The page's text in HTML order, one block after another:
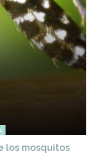
los mosquitos